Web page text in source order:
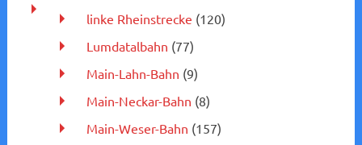
linke Rheinstrecke (120)
Lumdatalbahn (77)
Main-Lahn-Bahn (9)
Main-Neckar-Bahn (8)
Main-Weser-Bahn (157)